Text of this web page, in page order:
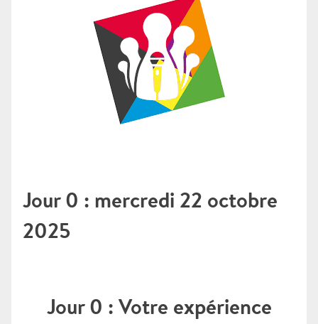
Jour 0 : mercredi 22 octobre
2025
Jour 0 : Votre expérience